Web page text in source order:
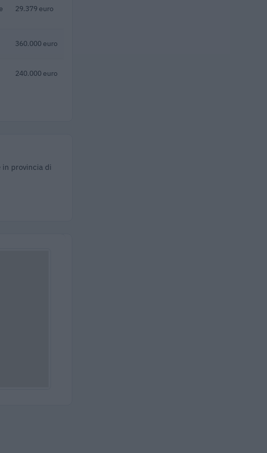
29.379 euro
360.000 euro
240.000 euro
in provincia di